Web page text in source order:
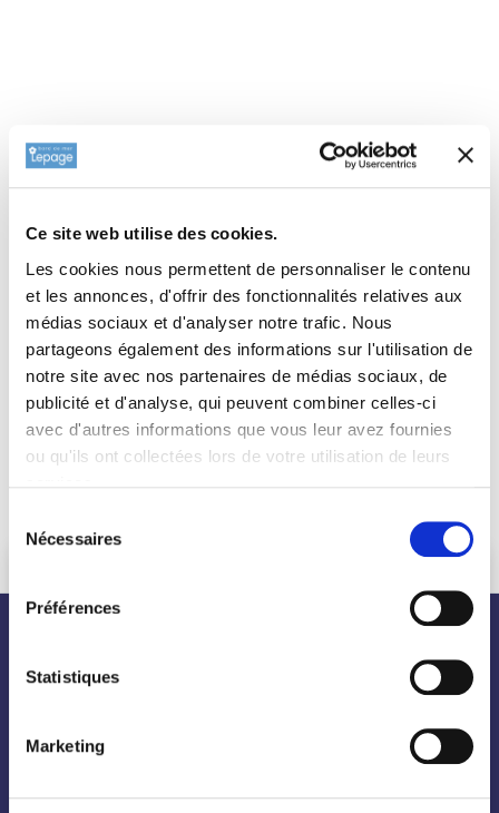
Ce site web utilise des cookies.
Les cookies nous permettent de personnaliser le contenu
et les annonces, d'offrir des fonctionnalités relatives aux
médias sociaux et d'analyser notre trafic. Nous
partageons également des informations sur l'utilisation de
notre site avec nos partenaires de médias sociaux, de
publicité et d'analyse, qui peuvent combiner celles-ci
avec d'autres informations que vous leur avez fournies
ou qu'ils ont collectées lors de votre utilisation de leurs
Nécessaires
Préférences
Statistiques
Marketing
nos plantes
Toutes les plantes